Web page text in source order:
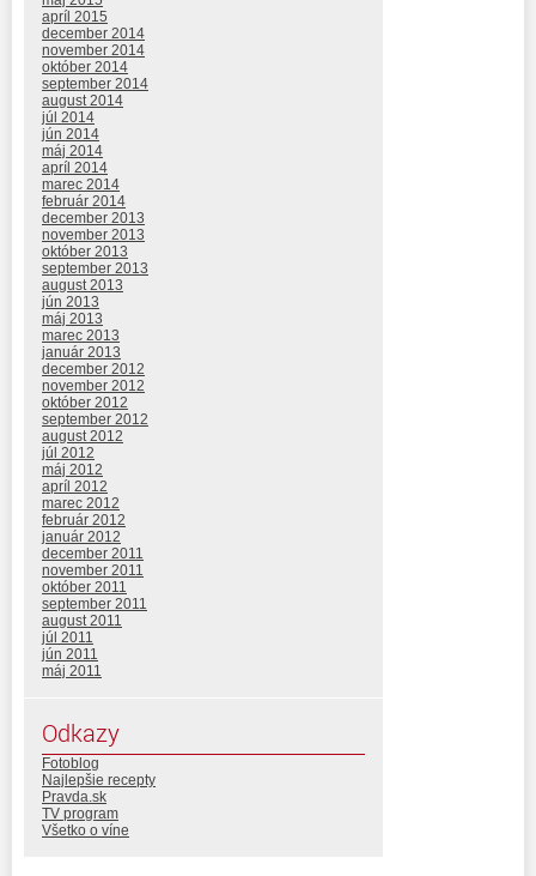
apríl 2015
december 2014
november 2014
október 2014
september 2014
august 2014
júl 2014
jún 2014
máj 2014
apríl 2014
marec 2014
február 2014
december 2013
november 2013
október 2013
september 2013
august 2013
jún 2013
máj 2013
marec 2013
január 2013
december 2012
november 2012
október 2012
september 2012
august 2012
júl 2012
máj 2012
apríl 2012
marec 2012
február 2012
január 2012
december 2011
november 2011
október 2011
september 2011
august 2011
júl 2011
jún 2011
máj 2011
Odkazy
Fotoblog
Najlepšie recepty
Pravda.sk
TV program
Všetko o víne